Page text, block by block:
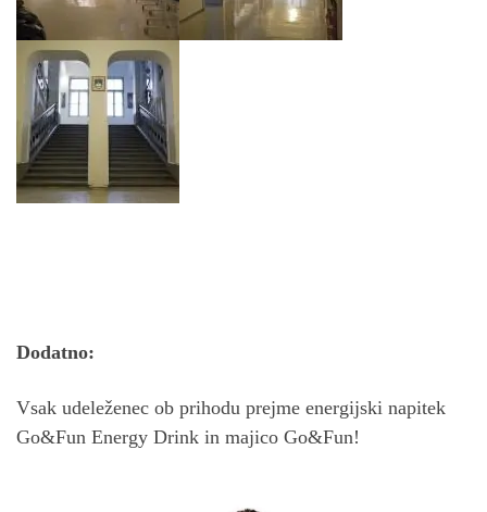
Dodatno:
Vsak udeleženec ob prihodu prejme energijski napitek
Go&Fun Energy Drink in majico Go&Fun!